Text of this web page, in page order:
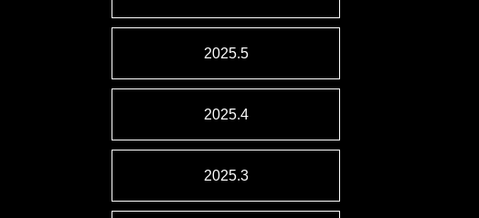
2025.5
2025.4
2025.3